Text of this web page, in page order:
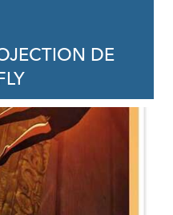
DE